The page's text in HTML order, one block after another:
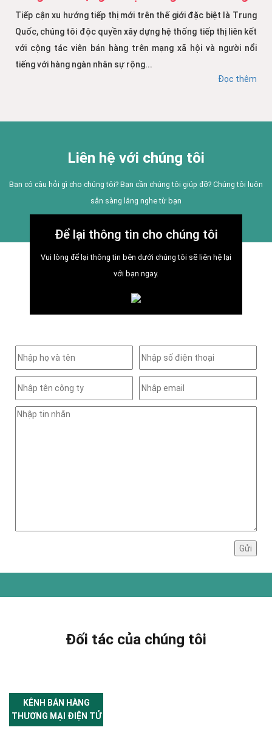
Tiếp cận xu hướng tiếp thị mới trên thế giới đặc biệt là Trung
Quốc, chúng tôi độc quyền xây dựng hệ thống tiếp thị liên kết
với cộng tác viên bán hàng trên mạng xã hội và người nổi
tiếng với hàng ngàn nhân sự rộng...
Đọc thêm
Liên hệ với chúng tôi
Bạn có câu hỏi gì cho chúng tôi? Bạn cần chúng tôi giúp đỡ? Chúng tôi luôn
sẵn sàng lắng nghe từ bạn
Để lại thông tin cho chúng tôi
Vui lòng để lại thông tin bên dưới chúng tôi sẽ liên hệ lại
với bạn ngay.
Đối tác của chúng tôi
KÊNH BÁN HÀNG
THƯƠNG MẠI ĐIỆN TỬ